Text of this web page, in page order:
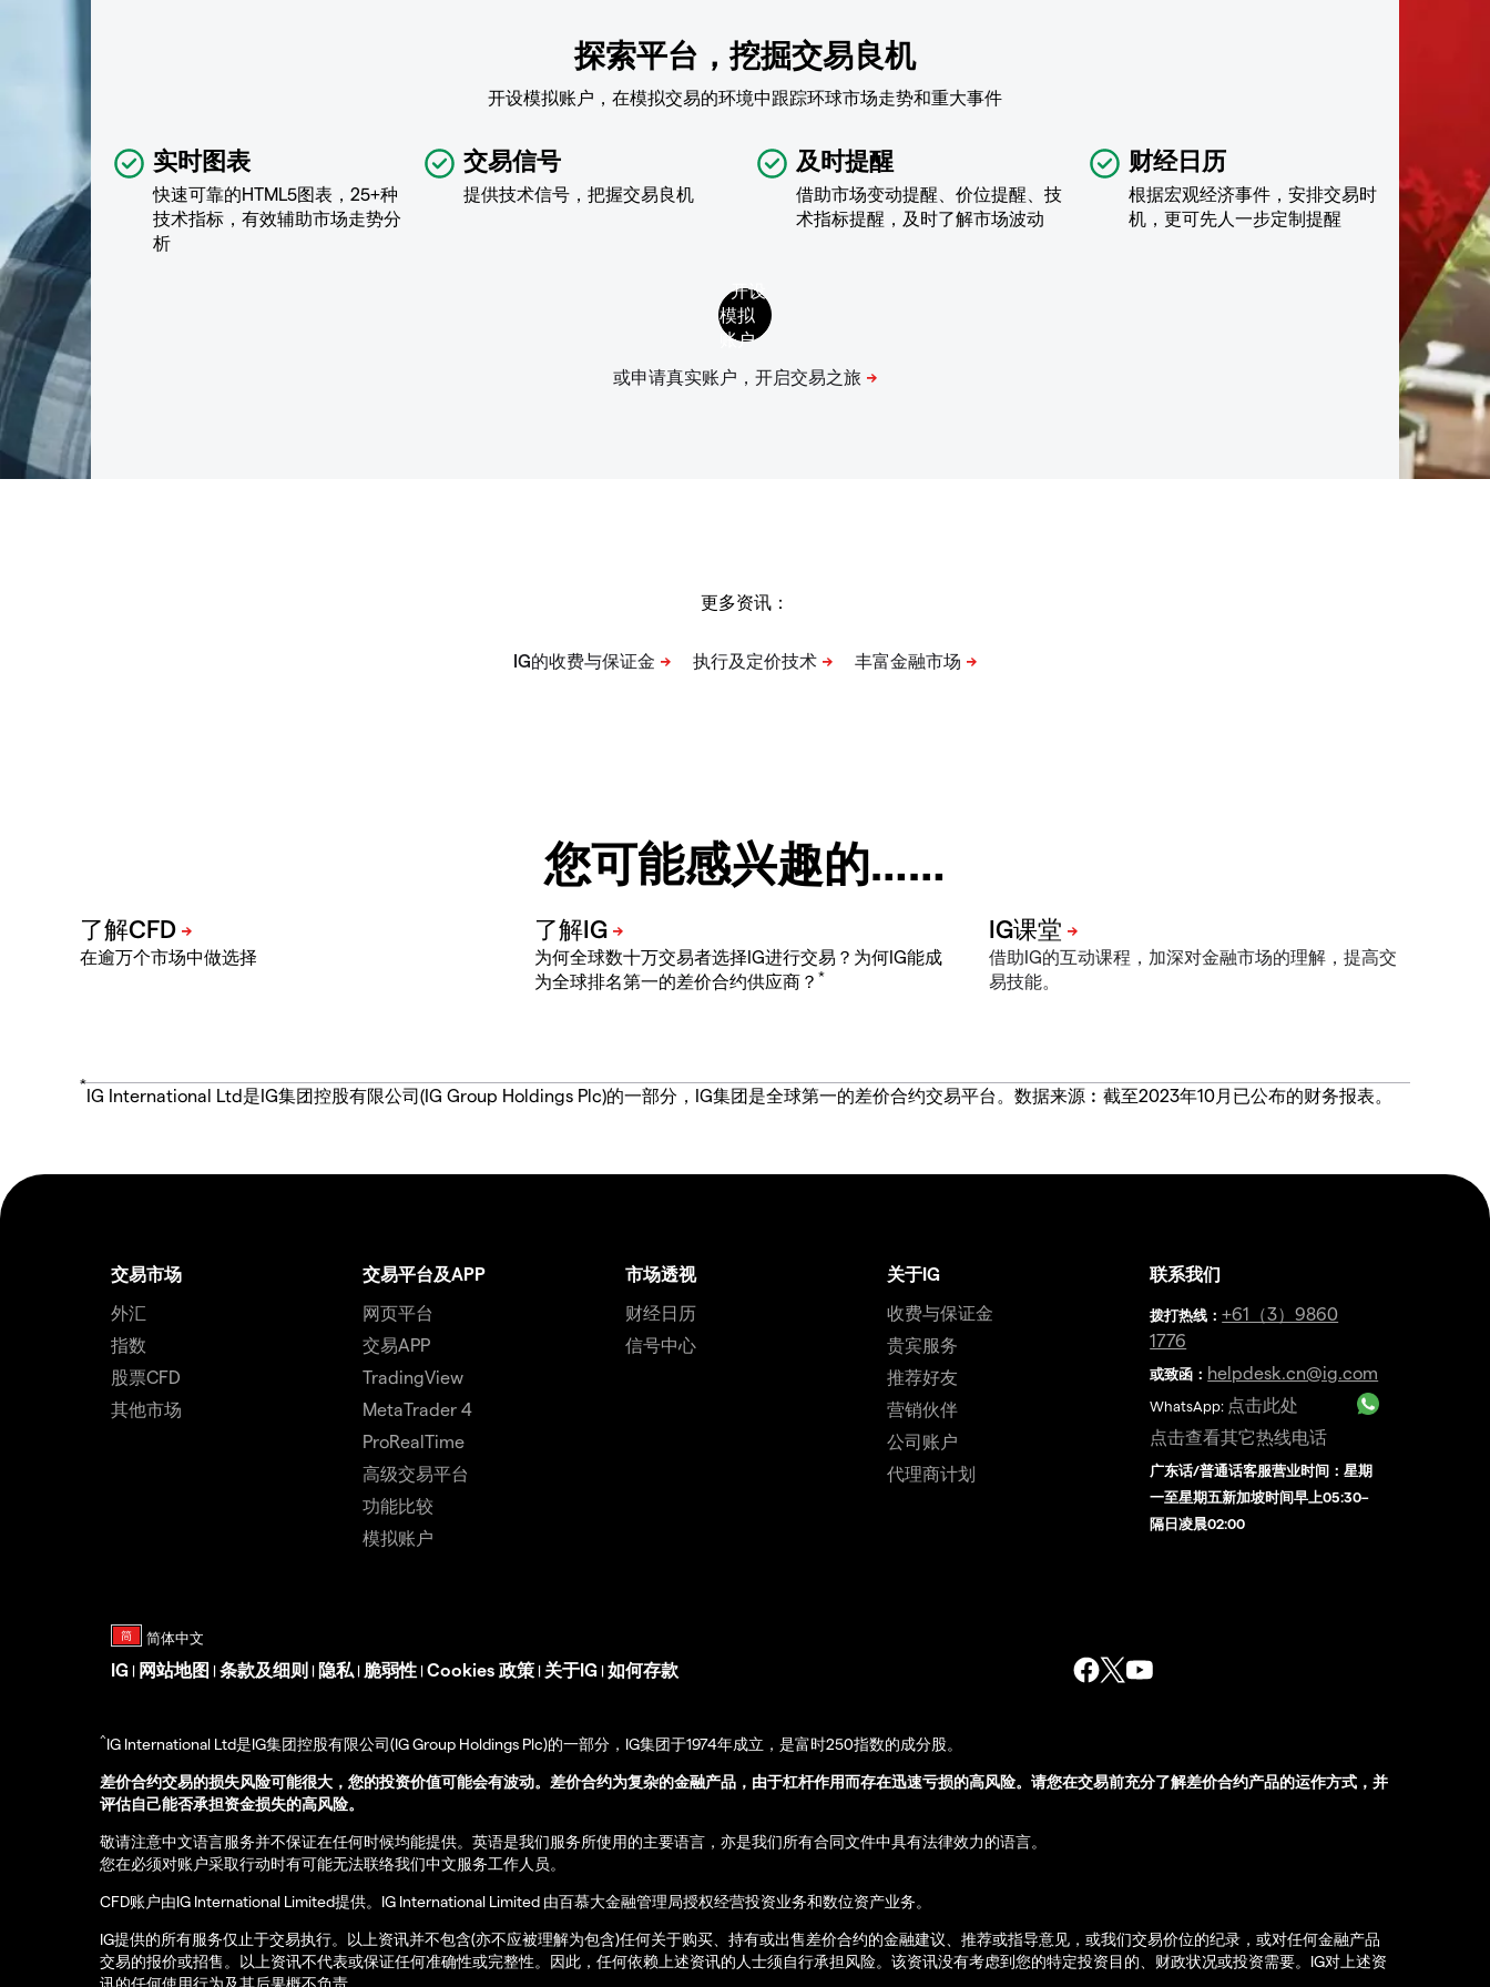
探索平台，挖掘交易良机
开设模拟账户，在模拟交易的环境中跟踪环球市场走势和重大事件
实时图表
快速可靠的HTML5图表，25+种
技术指标，有效辅助市场走势分
析
交易信号
提供技术信号，把握交易良机
及时提醒
借助市场变动提醒、价位提醒、技
术指标提醒，及时了解市场波动
财经日历
根据宏观经济事件，安排交易时
机，更可先人一步定制提醒
更多资讯：
您可能感兴趣的……
在逾万个市场中做选择
为何全球数十万交易者选择IG进行交易？为何IG能成
为全球排名第一的差价合约供应商？ *
借助IG的互动课程，加深对金融市场的理解，提高交
易技能。
*
IG International Ltd是IG集团控股有限公司(IG Group Holdings Plc)的一部分，IG集团是全球第一的差价合约交易平台。数据来源︰截至2023年10月已公布的财务报表。
交易市场
外汇
指数
股票CFD
其他市场
交易平台及APP
网页平台
交易APP
TradingView
MetaTrader 4
ProRealTime
高级交易平台
功能比较
模拟账户
市场透视
财经日历
信号中心
关于IG
收费与保证金
贵宾服务
推荐好友
营销伙伴
公司账户
代理商计划
联系我们
拨打热线 ：+61（3）9860
1776
或致函： helpdesk.cn@ig.com
WhatsApp: 点击此处
点击查看其它热线电话
广东话/普通话客服营业时间：星期
一至星期五新加坡时间早上05:30–
隔日凌晨02:00
IG | 网站地图 | 条款及细则 | 隐私 | 脆弱性 | Cookies 政策 | 关于IG | 如何存款
^IG International Ltd是IG集团控股有限公司(IG Group Holdings Plc)的一部分，IG集团于1974年成立，是富时250指数的成分股。
差价合约交易的损失风险可能很大，您的投资价值可能会有波动。差价合约为复杂的金融产品，由于杠杆作用而存在迅速亏损的高风险。请您在交易前充分了解差价合约产品的运作方式，并
评估自己能否承担资金损失的高风险。
敬请注意中文语言服务并不保证在任何时候均能提供。英语是我们服务所使用的主要语言，亦是我们所有合同文件中具有法律效力的语言。
您在必须对账户采取行动时有可能无法联络我们中文服务工作人员。
CFD账户由IG International Limited提供。IG International Limited 由百慕大金融管理局授权经营投资业务和数位资产业务。
IG提供的所有服务仅止于交易执行。以上资讯并不包含(亦不应被理解为包含)任何关于购买、持有或出售差价合约的金融建议、推荐或指导意见，或我们交易价位的纪录，或对任何金融产品
交易的报价或招售。以上资讯不代表或保证任何准确性或完整性。因此，任何依赖上述资讯的人士须自行承担风险。该资讯没有考虑到您的特定投资目的、财政状况或投资需要。IG对上述资